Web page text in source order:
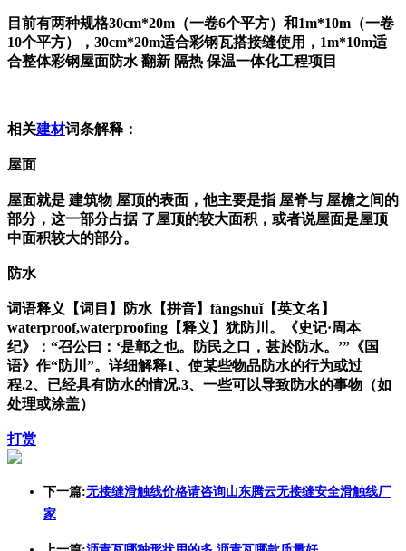
目前有两种规格30cm*20m（一卷6个平方）和1m*10m（一卷
10个平方），30cm*20m适合彩钢瓦搭接缝使用，1m*10m适
合整体彩钢屋面防水 翻新 隔热 保温一体化工程项目
相关建材词条解释：
屋面
屋面就是 建筑物 屋顶的表面，他主要是指 屋脊与 屋檐之间的
部分，这一部分占据 了屋顶的较大面积，或者说屋面是屋顶
中面积较大的部分。
防水
词语释义【词目】防水【拼音】fángshuǐ【英文名】
waterproof,waterproofing【释义】犹防川。《史记·周本
纪》：“召公曰：‘是鄣之也。防民之口，甚於防水。’”《国
语》作“防川”。详细解释1、使某些物品防水的行为或过
程.2、已经具有防水的情况.3、一些可以导致防水的事物（如
处理或涂盖）
打赏
下一篇:无接缝滑触线价格请咨询山东腾云无接缝安全滑触线厂
家